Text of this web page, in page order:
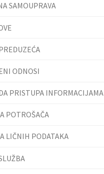
SAMOUPRAVA
ODNOSI
PRISTUPA INFORMACIJAMA
POTROŠAČA
LIČNIH PODATAKA